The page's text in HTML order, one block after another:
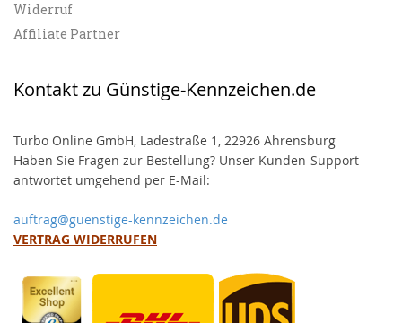
Widerruf
Affiliate Partner
Kontakt zu Günstige-Kennzeichen.de
Turbo Online GmbH, Ladestraße 1, 22926 Ahrensburg
Haben Sie Fragen zur Bestellung? Unser Kunden-Support
antwortet umgehend per E-Mail:
auftrag@guenstige-kennzeichen.de
VERTRAG WIDERRUFEN